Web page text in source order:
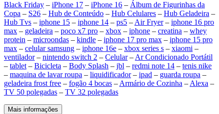
Black Friday – iPhone 17 – iPhone 16 – Álbum de Figurinhas da
Copa – S26 – Hub de Conteúdo – Hub Celulares – Hub Geladeira –
Hub Tvs – iphone 15 – iphone 14 – ps5 –Air Fryer– iphone 16 pro
max – geladeira – poco x7 pro – xbox – iphone – creatina – whey
protein – microondas – kindle – iphone 17 pro max – iphone 15 pro
max – celular samsung – iphone 16e – xbox series s – xiaomi –
ventilador– nintendo switch 2 – Celular–Ar Condicionado Portátil
– tablet– Bicicleta – Body Splash – jbl – redmi note 14 – tenis nike
– maquina de lavar roupa – liquidificador– ipad – guarda roupa –
geladeira frost free – fogão 4 bocas –Armário de Cozinha –Alexa –
TV 50 polegadas – TV 32 polegadas
Mais informações